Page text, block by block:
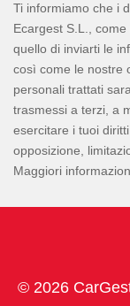
Ti informiamo che i
Ecargest S.L.,
quello di inviarti le
così come le nostre
personali trattati
trasmessi a terzi, a
esercitare i tuoi
opposizione,
Maggiori
© 2026